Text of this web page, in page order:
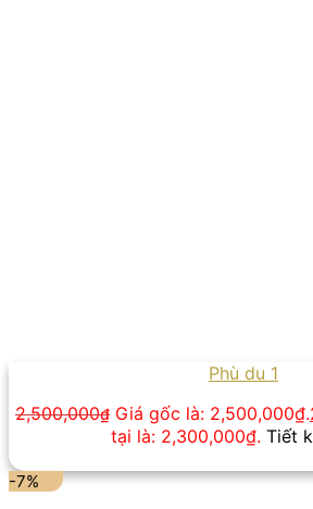
Phù du 1
2,500,000₫ Giá gốc là: 2,500,000₫.
tại là: 2,300,000₫. Tiết
-7%